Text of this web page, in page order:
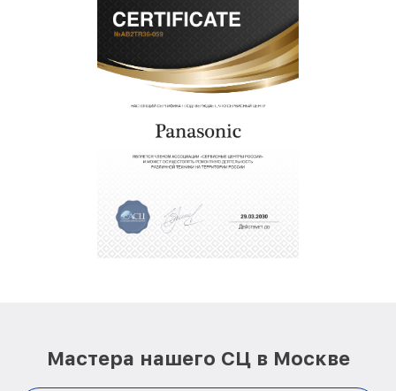
Мастера нашего СЦ в Москве